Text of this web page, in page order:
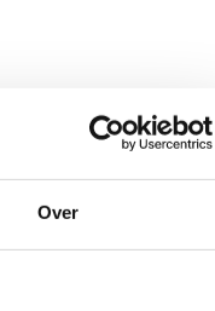
Over
u een voorstel
En als arts kunt u
In deze video